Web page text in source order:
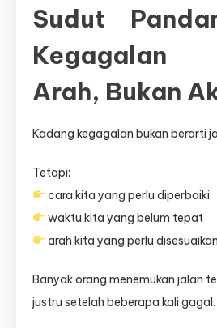
Sudut
Arah, Bukan
Kadang kegagalan bukan berarti
Tetapi:
cara kita yang perlu diperbaiki
waktu kita yang belum tepat
arah kita yang perlu disesuaikan
Banyak orang menemukan jalan
justru setelah beberapa kali gagal.